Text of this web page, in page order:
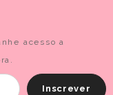
acesso a
Inscrever